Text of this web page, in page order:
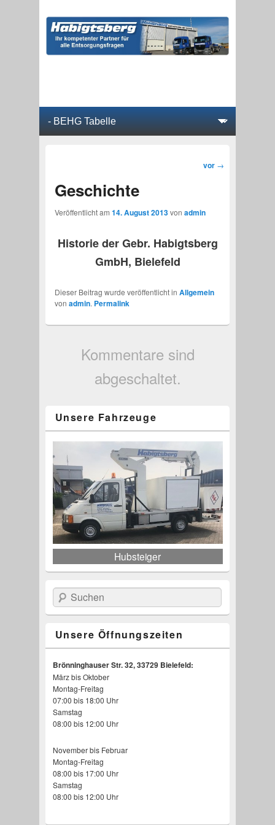
Beitragsnavigation
vor →
Geschichte
Veröffentlicht am 14. August 2013von admin
Historie der Gebr. Habigtsberg
GmbH, Bielefeld
Dieser Beitrag wurde veröffentlicht in Allgemein
von admin. Permalink
Kommentare sind
abgeschaltet.
Unsere Fahrzeuge
Hubsteiger
Planenauflieger
Minimuldenfahrzeug
Staplertransporte
Überkopflader
Kastenwagen
Saug und Spülwagen
Walking-Floor-Auflieger
Suchen
Unsere Öffnungszeiten
Brönninghauser Str. 32, 33729 Bielefeld:
März bis Oktober
Montag-Freitag
07:00 bis 18:00 Uhr
Samstag
08:00 bis 12:00 Uhr
November bis Februar
Montag-Freitag
08:00 bis 17:00 Uhr
Samstag
08:00 bis 12:00 Uhr